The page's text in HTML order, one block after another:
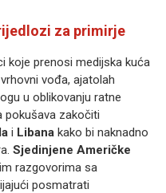
za primirje
koje prenosi medijska kuća
vođa, ajatolah
u oblikovanju ratne
pokušava zakočiti
i Libana kako bi naknadno
Sjedinjene Američke
razgovorima sa
posmatrati